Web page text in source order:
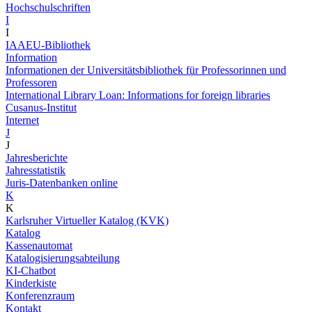
Hochschulschriften
I
I
IAAEU-Bibliothek
Information
Informationen der Universitätsbibliothek für Professorinnen und
Professoren
International Library Loan: Informations for foreign libraries
Cusanus-Institut
Internet
J
J
Jahresberichte
Jahresstatistik
Juris-Datenbanken online
K
K
Karlsruher Virtueller Katalog (KVK)
Katalog
Kassenautomat
Katalogisierungsabteilung
KI-Chatbot
Kinderkiste
Konferenzraum
Kontakt